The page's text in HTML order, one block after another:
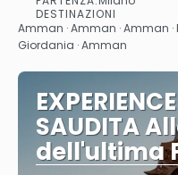
DESTINAZIONI
Amman · Amman · Amman ·
Giordania · Amman
SAUDITA
dell'ultima